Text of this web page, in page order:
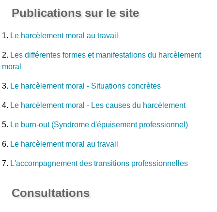
Publications sur le site
1. Le harcèlement moral au travail
2. Les différentes formes et manifestations du harcèlement
moral
3. Le harcèlement moral - Situations concrètes
4. Le harcèlement moral - Les causes du harcèlement
5. Le burn-out (Syndrome d'épuisement professionnel)
6. Le harcèlement moral au travail
7. L'accompagnement des transitions professionnelles
Consultations